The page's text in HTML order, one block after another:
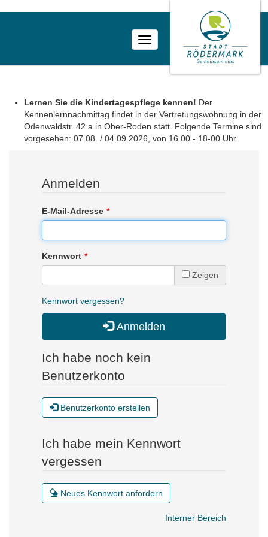
Toggle
navigation
Lernen Sie die Kindertagespflege kennen! Der
Kennenlernnachmittag findet in der Vertretungswohnung in der
Odenwaldstr. 42 a in Ober-Roden statt. Folgende Termine sind
vorgesehen: 07.08. / 04.09.2026, von 16.00 - 18-00 Uhr.
Anmelden
E-Mail-Adresse
Kennwort
Zeigen
Kennwort vergessen?
Anmelden
Ich habe noch kein
Benutzerkonto
Benutzerkonto erstellen
Ich habe mein Kennwort
vergessen
Neues Kennwort anfordern
Interner Bereich